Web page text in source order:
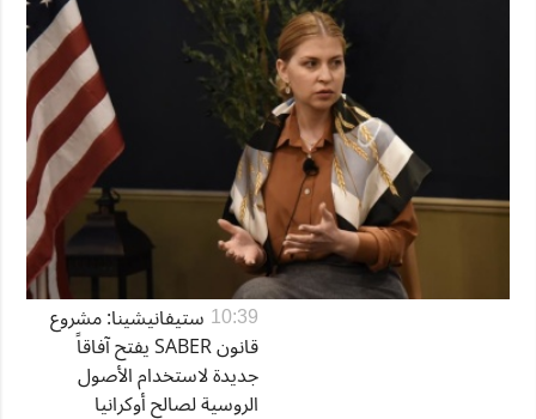
10:39 ستيفانيشينا: مشروع
قانون SABER يفتح آفاقاً
جديدة لاستخدام الأصول
الروسية لصالح أوكرانيا